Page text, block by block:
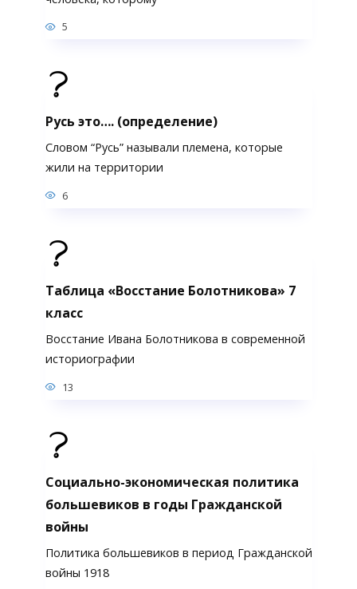
5
Русь это…. (определение)
Словом “Русь” называли племена, которые
жили на территории
6
Таблица «Восстание Болотникова» 7
класс
Восстание Ивана Болотникова в современной
историографии
13
Социально-экономическая политика
большевиков в годы Гражданской
войны
Политика большевиков в период Гражданской
войны 1918